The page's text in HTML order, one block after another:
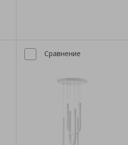
с любими
Сравнение